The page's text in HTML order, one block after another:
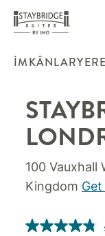
İMKÂNLAR
100 Vauxhall
Kingdom